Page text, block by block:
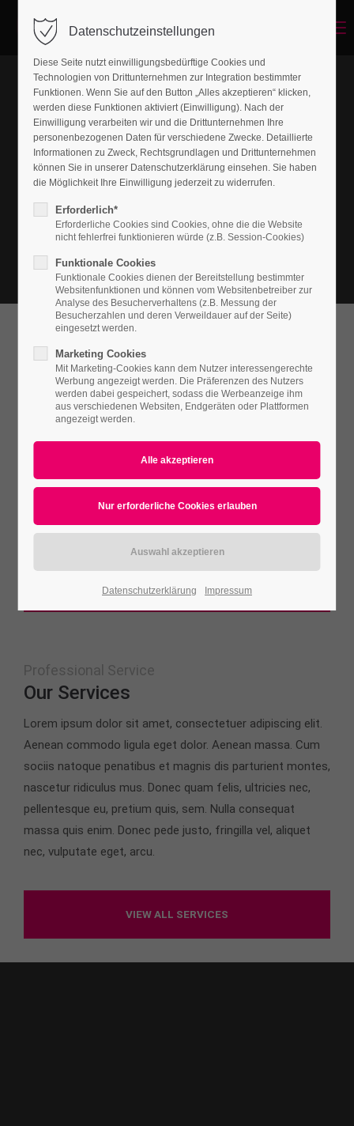
What can we do for you?
We are Experts
Lorem ipsum dolor sit amet, consectetuer adipiscing elit.
Aenean commodo ligula eget dolor. Aenean massa. Cum
sociis natoque penatibus et magnis dis parturient montes,
nascetur ridiculus mus. Donec quam felis, ultricies nec,
pellentesque eu, pretium quis, sem. Nulla consequat
massa quis enim. Donec pede justo, fringilla vel, aliquet
nec, vulputate eget, arcu.
CONTACT US
Professional Service
Our Services
Lorem ipsum dolor sit amet, consectetuer adipiscing elit.
Aenean commodo ligula eget dolor. Aenean massa. Cum
sociis natoque penatibus et magnis dis parturient montes,
nascetur ridiculus mus. Donec quam felis, ultricies nec,
pellentesque eu, pretium quis, sem. Nulla consequat
massa quis enim. Donec pede justo, fringilla vel, aliquet
nec, vulputate eget, arcu.
VIEW ALL SERVICES
Datenschutzeinstellungen
Diese Seite nutzt einwilligungsbedürftige Cookies und
Technologien von Drittunternehmen zur Integration bestimmter
Funktionen. Wenn Sie auf den Button „Alles akzeptieren“ klicken,
werden diese Funktionen aktiviert (Einwilligung). Nach der
Einwilligung verarbeiten wir und die Drittunternehmen Ihre
personenbezogenen Daten für verschiedene Zwecke. Detaillierte
Informationen zu Zweck, Rechtsgrundlagen und Drittunternehmen
können Sie in unserer Datenschutzerklärung einsehen. Sie haben
die Möglichkeit Ihre Einwilligung jederzeit zu widerrufen.
Erforderlich*
Erforderliche Cookies sind Cookies, ohne die die Website
nicht fehlerfrei funktionieren würde (z.B. Session-Cookies)
Funktionale Cookies
Funktionale Cookies dienen der Bereitstellung bestimmter
Websitenfunktionen und können vom Websitenbetreiber zur
Analyse des Besucherverhaltens (z.B. Messung der
Besucherzahlen und deren Verweildauer auf der Seite)
eingesetzt werden.
Marketing Cookies
Mit Marketing-Cookies kann dem Nutzer interessengerechte
Werbung angezeigt werden. Die Präferenzen des Nutzers
werden dabei gespeichert, sodass die Werbeanzeige ihm
aus verschiedenen Websiten, Endgeräten oder Plattformen
angezeigt werden.
Datenschutzerklärung Impressum